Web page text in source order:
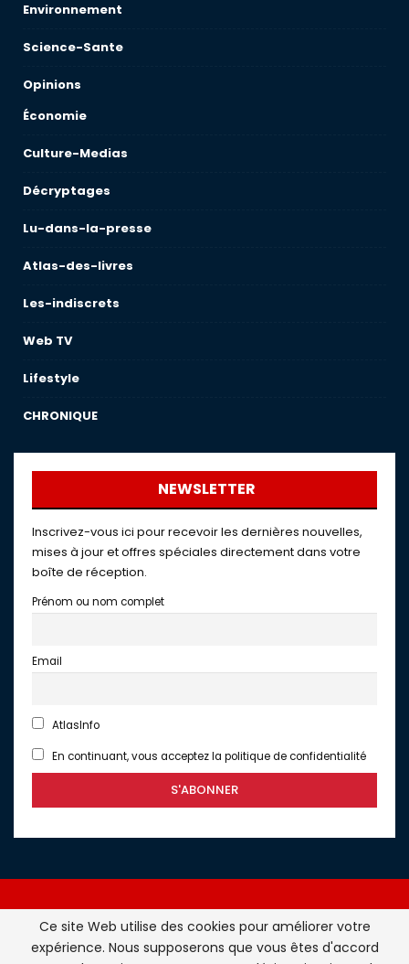
Environnement
Science-Sante
Opinions
Économie
Culture-Medias
Décryptages
Lu-dans-la-presse
Atlas-des-livres
Les-indiscrets
Web TV
Lifestyle
CHRONIQUE
NEWSLETTER
Inscrivez-vous ici pour recevoir les dernières nouvelles,
mises à jour et offres spéciales directement dans votre
boîte de réception.
Prénom ou nom complet
Email
AtlasInfo
En continuant, vous acceptez la politique de confidentialité
Atlasinfo.fr : l'essentiel de l'actualité de la France et du
Ce site Web utilise des cookies pour améliorer votre
expérience. Nous supposerons que vous êtes d'accord